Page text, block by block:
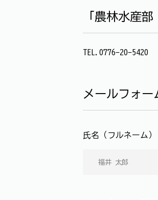
「農林水産
TEL.0776-20-5420
メールフォー
氏名（フルネーム）